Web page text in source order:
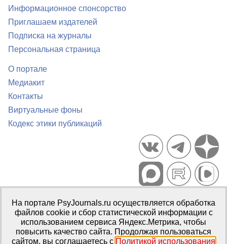
Информационное спонсорство
Приглашаем издателей
Подписка на журналы
Персональная страница
О портале
Медиакит
Контакты
Виртуальные фоны
Кодекс этики публикаций
Портал психологических изданий PsyJournals.ru, 2007–2026
Правила использования материалов
Свидетельство регистрации СМИЭл № ФС77-66447 от 14 июля
2016 г.
На портале PsyJournals.ru осуществляется обработка
файлов cookie и сбор статистической информации с
использованием сервиса Яндекс.Метрика, чтобы
повысить качество сайта. Продолжая пользоваться
сайтом, вы соглашаетесь с Политикой использования